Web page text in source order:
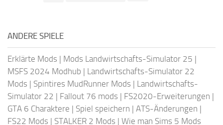
ANDERE SPIELE
Erklärte Mods | Mods Landwirtschafts-Simulator 25 |
MSFS 2024 Modhub | Landwirtschafts-Simulator 22
Mods | Spintires MudRunner Mods | Landwirtschafts-
Simulator 22 | Fallout 76 mods | FS2020-Erweiterungen |
GTA 6 Charaktere | Spiel speichern | ATS-Änderungen |
FS22 Mods | STALKER 2 Mods | Wie man Sims 5 Mods